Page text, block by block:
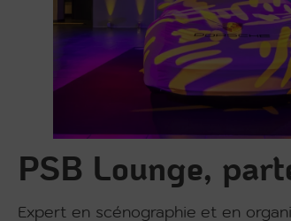
PSB Lounge,
Expert en scénographie et en